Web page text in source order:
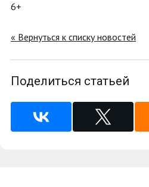
6+
« Вернуться к списку новостей
Поделиться статьей